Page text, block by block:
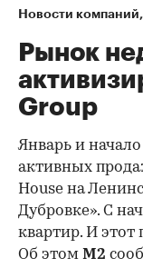
Новости компаний⁠,
Рынок
Group
Январь и
активных
House на
Дубровке». С
квартир. И этот
Об этом М2